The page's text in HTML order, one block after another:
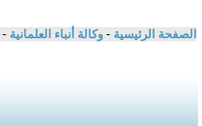
الصفحة الرئيسية - وكالة أنباء العلمانية -